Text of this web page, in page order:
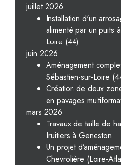
juillet 2026
Installation d'un
alimenté par un puits
Loire (44)
juin 2026
Aménagement
Sébastien-sur-Loire
Création de deux
en pavages
mars 2026
Travaux de taille de
fruitiers à Geneston
Un projet
Chevrolière (Loire-